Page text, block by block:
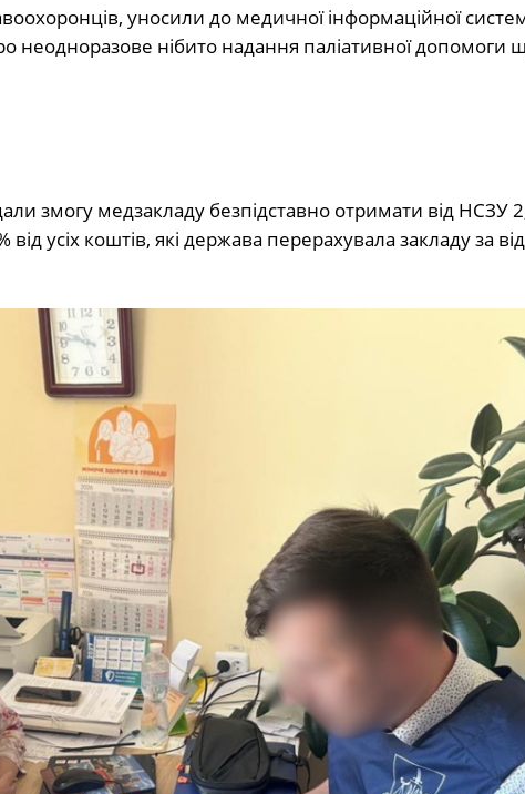
уносили до медичної інформаційної
неодноразове нібито надання паліативної
змогу медзакладу безпідставно отримати від НСЗУ
усіх коштів, які держава перерахувала закладу за